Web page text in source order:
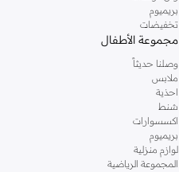
بريميوم
تخفيضات
مجموعة الأطفال
وصلنا حديثاً
ملابس
احذية
شنط
اكسسوارات
بريميوم
لوازم منزلية
المجموعة الرياضية